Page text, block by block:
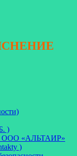
)
«АЛЬТАИР»
)